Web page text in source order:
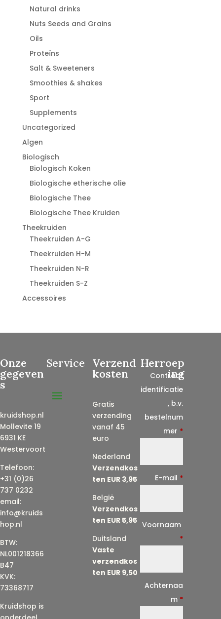
Natural drinks
Nuts Seeds and Grains
Oils
Proteïns
Salt & Sweeteners
Smoothies & shakes
Sport
Supplements
Uncategorized
Algen
Biologisch
Biologisch Koken
Biologische etherische olie
Biologische Thee
Biologische Thee Kruiden
Theekruiden
Theekruiden A-G
Theekruiden H-M
Theekruiden N-R
Theekruiden S-Z
Accessoires
Onze
gegeven
s
kruidshop.nl
Mollevite 19
6931 KE
Westervoort
Telefoon:
+31 (0)26
737 0232
email:
info@kruids
hop.nl
BTW:
NL001218366
B47
KVK:
73368717
Kruidshop is
Service Verzend
kosten
Gratis
verzending
vanaf 45
euro
Nederland
Verzendkos
ten EUR 3,95
België
Verzendkos
ten EUR 5,95
Duitsland
Vaste
verzendkos
ten EUR 9,50
Herroep
ing
Contract
identificatie
, b.v.
bestelnum
mer *
E-mail *
Voornaam
*
Achternaa
m *